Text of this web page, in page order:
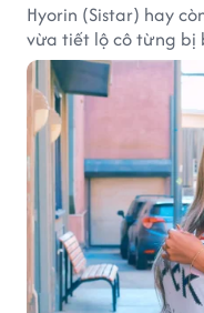
Hyorin (Sistar) hay
vừa tiết lộ cô từng bị